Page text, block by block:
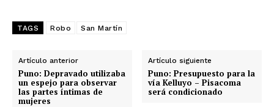
TAGS Robo San Martín
Artículo anterior
Puno: Depravado utilizaba
un espejo para observar
las partes íntimas de
mujeres
Artículo siguiente
Puno: Presupuesto para la
vía Kelluyo – Pisacoma
será condicionado